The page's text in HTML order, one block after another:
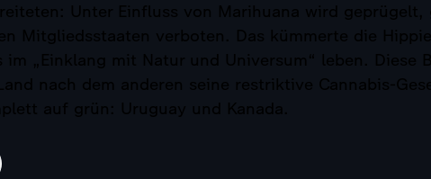
Unter Einfluss von Marihuana wird
Mitgliedsstaaten verboten. Das kümmerte die
„Einklang mit Natur und Universum“ leben. Diese
nach dem anderen seine restriktive Cannabis-
auf grün: Uruguay und Kanada.